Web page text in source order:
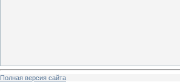
Полная версия сайта